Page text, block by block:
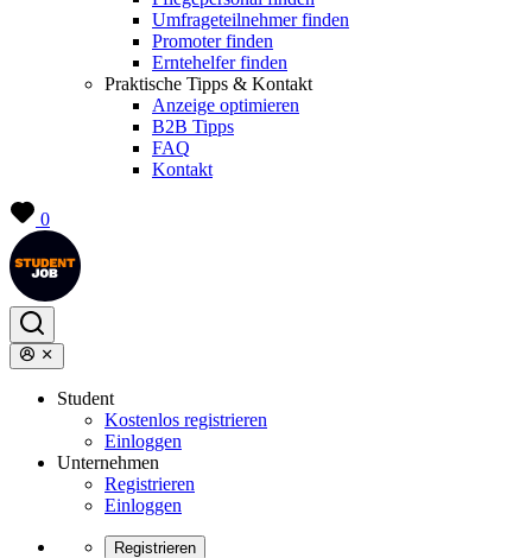
Umfrageteilnehmer finden
Promoter finden
Erntehelfer finden
Praktische Tipps & Kontakt
Anzeige optimieren
B2B Tipps
FAQ
Kontakt
0
Student
Kostenlos registrieren
Einloggen
Unternehmen
Registrieren
Einloggen
Registrieren